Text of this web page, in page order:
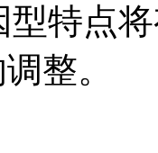
型特点
整。